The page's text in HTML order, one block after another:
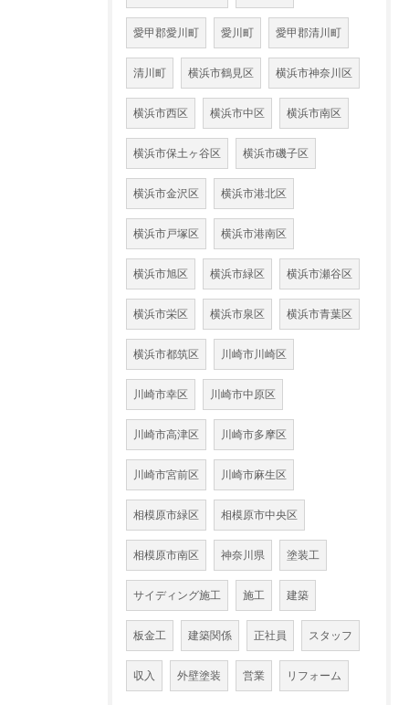
愛甲郡愛川町 愛川町 愛甲郡清川町
清川町 横浜市鶴見区 横浜市神奈川区
横浜市西区 横浜市中区 横浜市南区
横浜市保土ヶ谷区 横浜市磯子区
横浜市金沢区 横浜市港北区
横浜市戸塚区 横浜市港南区
横浜市旭区 横浜市緑区 横浜市瀬谷区
横浜市栄区 横浜市泉区 横浜市青葉区
横浜市都筑区 川崎市川崎区
川崎市幸区 川崎市中原区
川崎市高津区 川崎市多摩区
川崎市宮前区 川崎市麻生区
相模原市緑区 相模原市中央区
相模原市南区 神奈川県 塗装工
サイディング施工 施工 建築
板金工 建築関係 正社員 スタッフ
収入 外壁塗装 営業 リフォーム